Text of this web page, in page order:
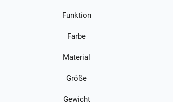
Funktion
Farbe
Material
Größe
Gewicht